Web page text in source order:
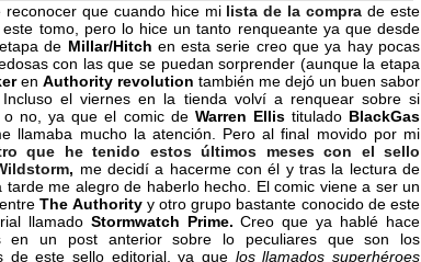
reconocer que cuando hice mi lista de la compra de este
tomo, pero lo hice un tanto renqueante ya que desde
de Millar/Hitch en esta serie creo que ya hay pocas
con las que se puedan sorprender (aunque la etapa
en Authority revolution también me dejó un buen sabor
el viernes en la tienda volví a renquear sobre si
o no, ya que el comic de Warren Ellistitulado BlackGas
llamaba mucho la atención. Pero al final movido por mi
que he tenido estos últimos meses con el sello
, me decidí a hacerme con él y tras la lectura de
tarde me alegro de haberlo hecho. El comic viene a ser un
The Authorityy otro grupo bastante conocido de este
llamado Stormwatch Prime.Creo que ya hablé hace
en un post anterior sobre lo peculiares que son los
de este sello editorial, ya que los llamados superhéroes